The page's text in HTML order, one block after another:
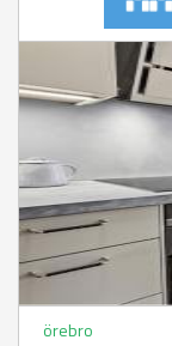
örebro